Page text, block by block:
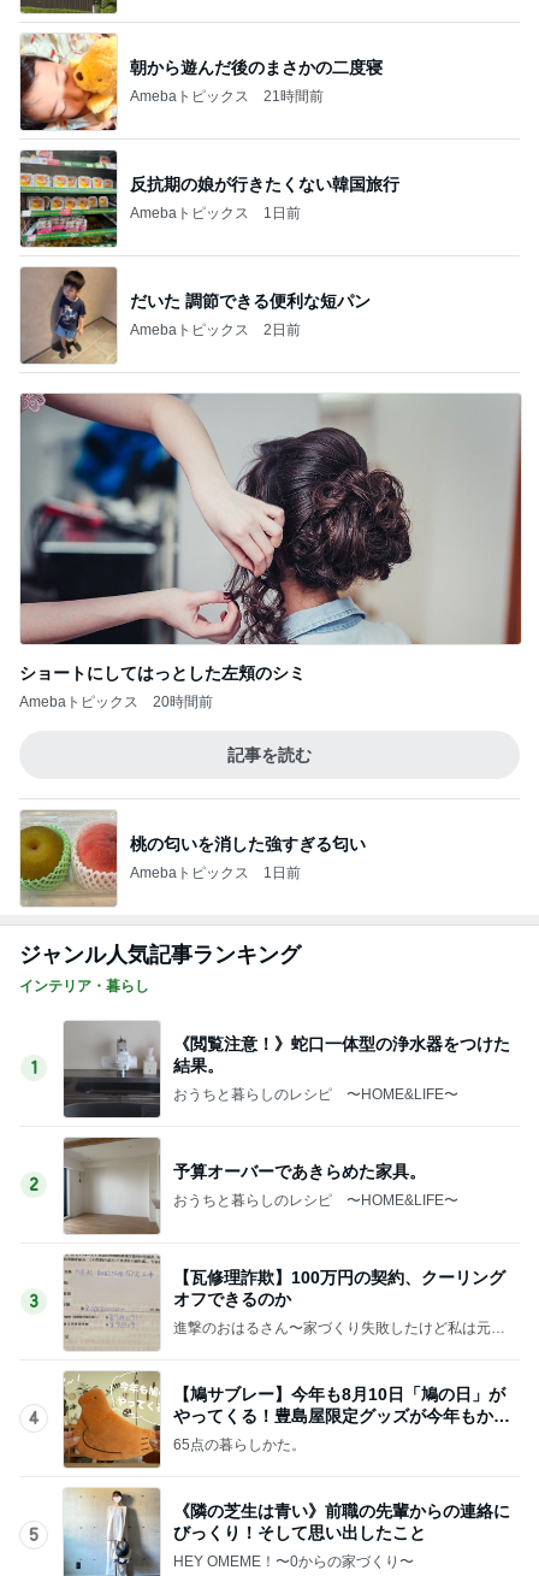
朝から遊んだ後のまさかの二度寝
Amebaトピックス 21時間前
反抗期の娘が行きたくない韓国旅行
Amebaトピックス 1日前
だいた 調節できる便利な短パン
Amebaトピックス 2日前
ショートにしてはっとした左頬のシミ
Amebaトピックス 20時間前
記事を読む
桃の匂いを消した強すぎる匂い
Amebaトピックス 1日前
ジャンル人気記事ランキング
インテリア・暮らし
1
《閲覧注意！》蛇口一体型の浄水器をつけた
結果。
おうちと暮らしのレシピ 〜HOME&LIFE〜
2
予算オーバーであきらめた家具。
おうちと暮らしのレシピ 〜HOME&LIFE〜
3
【瓦修理詐欺】100万円の契約、クーリング
オフできるのか
進撃のおはるさん〜家づくり失敗したけど私は元気
4
【鳩サブレー】今年も8月10日「鳩の日」が
やってくる！豊島屋限定グッズが今年もかわ
いすぎる♡
65点の暮らしかた。
5
《隣の芝生は青い》前職の先輩からの連絡に
びっくり！そして思い出したこと
HEY OMEME！〜0からの家づくり〜